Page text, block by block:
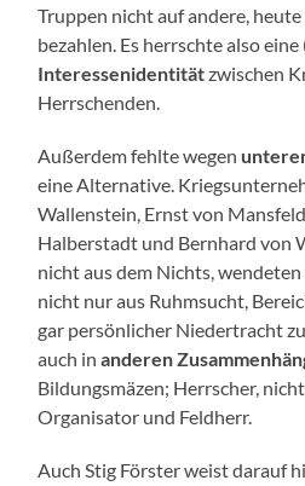
Truppen nicht auf andere,
bezahlen. Es herrschte also
Interessenidentitätzwischen
Herrschenden.
Außerdem fehlte wegen
eine Alternative.
Wallenstein, Ernst von
Halberstadt und Bernhard von
nicht aus dem Nichts, wendeten
nicht nur aus Ruhmsucht,
gar persönlicher Niedertracht
auch inanderen
Bildungsmäzen; Herrscher,
Organisator und Feldherr.
Auch Stig Förster weist darauf